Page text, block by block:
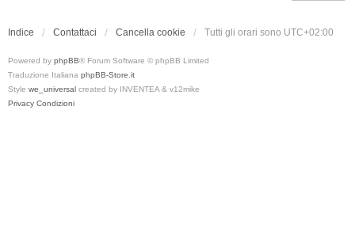
Indice Contattaci Cancella cookie Tutti gli orari sono UTC+02:00
Powered by phpBB® Forum Software © phpBB Limited
Traduzione Italiana phpBB-Store.it
Style we_universal created by INVENTEA & v12mike
Privacy Condizioni